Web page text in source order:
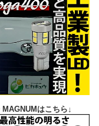
はこちら↓